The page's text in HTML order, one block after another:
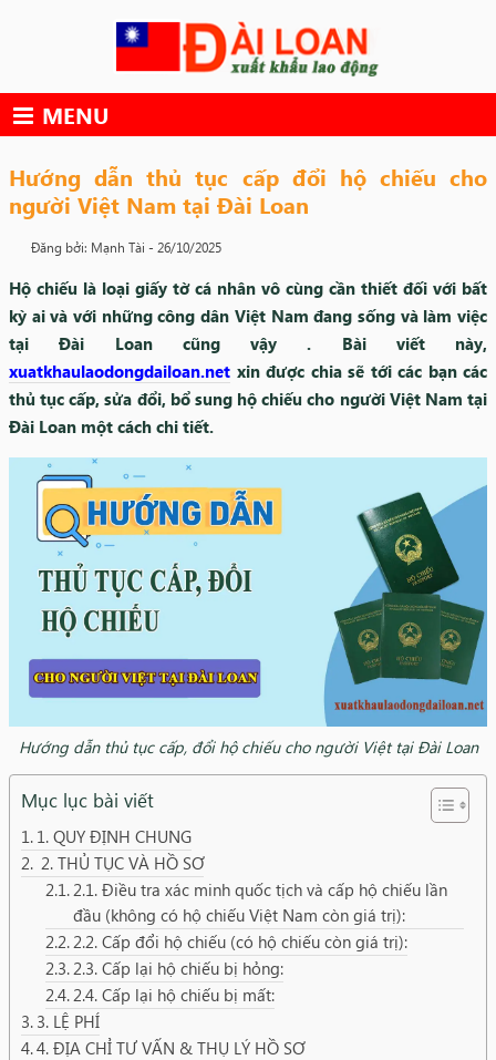
MENU
Hướng dẫn thủ tục cấp đổi hộ chiếu cho
người Việt Nam tại Đài Loan
Đăng bởi: Mạnh Tài - 26/10/2025
Hộ chiếu là loại giấy tờ cá nhân vô cùng cần thiết đối với bất
kỳ ai và với những công dân Việt Nam đang sống và làm việc
tại Đài Loan cũng vậy . Bài viết này,
xuatkhaulaodongdailoan.net xin được chia sẽ tới các bạn các
thủ tục cấp, sửa đổi, bổ sung hộ chiếu cho người Việt Nam tại
Đài Loan một cách chi tiết.
Hướng dẫn thủ tục cấp, đổi hộ chiếu cho người Việt tại Đài Loan
Mục lục bài viết
1. QUY ĐỊNH CHUNG
2. THỦ TỤC VÀ HỒ SƠ
2.1. Điều tra xác minh quốc tịch và cấp hộ chiếu lần
đầu (không có hộ chiếu Việt Nam còn giá trị):
2.2. Cấp đổi hộ chiếu (có hộ chiếu còn giá trị):
2.3. Cấp lại hộ chiếu bị hỏng:
2.4. Cấp lại hộ chiếu bị mất:
3. LỆ PHÍ
4. ĐỊA CHỈ TƯ VẤN & THỤ LÝ HỒ SƠ